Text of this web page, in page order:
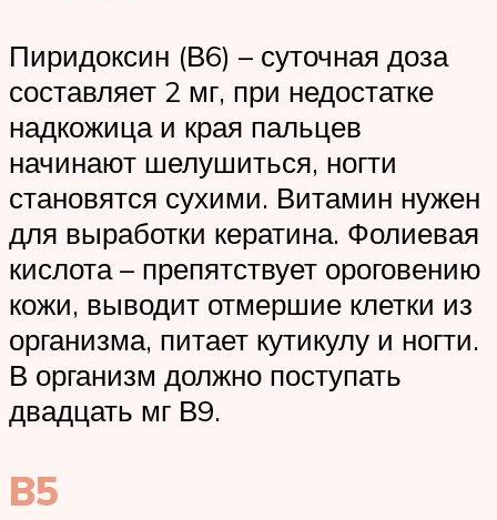
Пиридоксин (В6) – суточная доза
составляет 2 мг, при недостатке
надкожица и края пальцев
начинают шелушиться, ногти
становятся сухими. Витамин нужен
для выработки кератина. Фолиевая
кислота – препятствует ороговению
кожи, выводит отмершие клетки из
организма, питает кутикулу и ногти.
В организм должно поступать
двадцать мг В9.
B5